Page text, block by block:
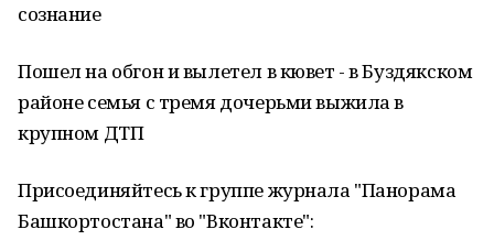
сознание
Пошел на обгон и вылетел в кювет - в Буздякском
районе семья с тремя дочерьми выжила в
крупном ДТП
Присоединяйтесь к группе журнала "Панорама
Башкортостана" во "Вконтакте":